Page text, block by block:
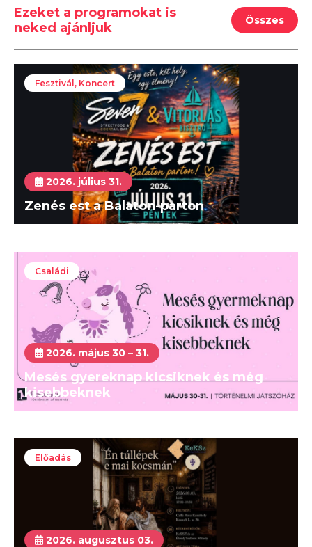
Ezeket a programokat is
neked ajánljuk
Összes
Fesztivál, Koncert
2026. július 31.
Zenés est a Balaton-parton
Családi
2026. május 30 – 31.
Mesés gyereknap kicsiknek és még
kisebbeknek
Előadás
2026. augusztus 03.